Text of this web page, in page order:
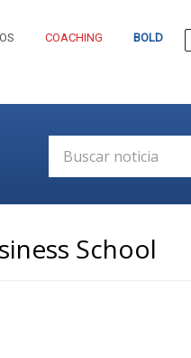
COACHING BOLD
School